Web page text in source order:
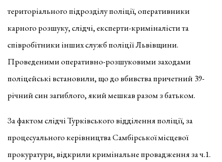
територіального підрозділу поліції, оперативники
карного розшуку, слідчі, експерти-криміналісти та
співробітники інших служб поліції Львівщини.
Проведеними оперативно-розшуковими заходами
поліцейські встановили, що до вбивства причетний 39-
річний син загиблого, який мешкав разом з батьком.
За фактом слідчі Турківського відділення поліції, за
процесуального керівництва Самбірської місцевої
прокуратури, відкрили кримінальне провадження за ч.1.